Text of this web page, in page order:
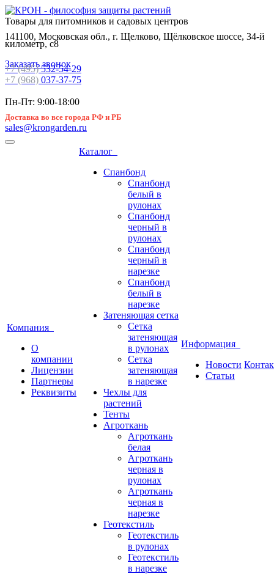
Товары для питомников и садовых центров
141100, Московская обл., г. Щелково, Щёлковское шоссе, 34-й
километр, с8
Заказать звонок
+7 (495)532-54-29
+7 (968) 037-37-75
Пн-Пт: 9:00-18:00
Доставка во все города РФ и РБ
sales@krongarden.ru
Компания
О
компании
Лицензии
Партнеры
Реквизиты
Каталог
Спанбонд
Спанбонд
белый в
рулонах
Спанбонд
черный в
рулонах
Спанбонд
черный в
нарезке
Спанбонд
белый в
нарезке
Затеняющая сетка
Сетка
затеняющая
в рулонах
Сетка
затеняющая
в нарезке
Чехлы для
растений
Тенты
Агроткань
Агроткань
белая
Агроткань
черная в
рулонах
Агроткань
черная в
нарезке
Геотекстиль
Геотекстиль
в рулонах
Геотекстиль
в нарезке
Информация
Новости
Статьи